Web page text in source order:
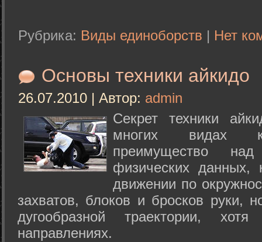
Рубрика: Виды единоборств | Нет
Основы техники айкидо
26.07.2010 | Автор: admin
Секрет техники
многих видах
преимущество
физических данных,
движении по
захватов, блоков и бросков руки,
дугообразной траектории,
направлениях.